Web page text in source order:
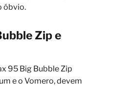
óbvio.
Zip e
95 Big Bubble Zip
e o Vomero, devem